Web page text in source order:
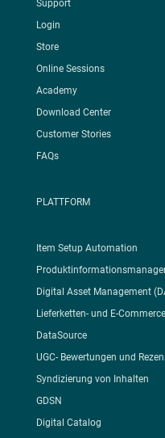
Support
Login
Store
Online Sessions
Academy
Download Center
Customer Stories
FAQs
PLATTFORM
Item Setup Automation
Digital Asset Management
Lieferketten- und E-
DataSource
UGC- Bewertungen und
Syndizierung von Inhalten
GDSN
Digital Catalog